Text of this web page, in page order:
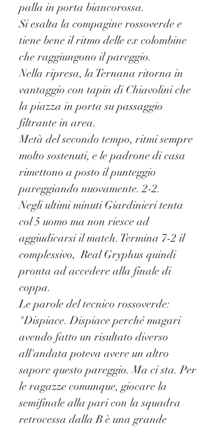
palla in porta biancorossa.
Si esalta la compagine rossoverde e
tiene bene il ritmo delle ex colombine
che raggiungono il pareggio.
Nella ripresa, la Ternana ritorna in
vantaggio con tapin di Chiavolini che
la piazza in porta su passaggio
filtrante in area.
Metà del secondo tempo, ritmi sempre
molto sostenuti, e le padrone di casa
rimettono a posto il punteggio
pareggiando nuovamente. 2-2.
Negli ultimi minuti Giardinieri tenta
col 5 uomo ma non riesce ad
aggiudicarsi il match. Termina 7-2 il
complessivo,  Real Gryphus quindi
pronta ad accedere alla finale di
coppa.
Le parole del tecnico rossoverde:
"Dispiace. Dispiace perché magari
avendo fatto un risultato diverso
all'andata poteva avere un altro
sapore questo pareggio. Ma ci sta. Per
le ragazze comunque, giocare la
semifinale alla pari con la squadra
retrocessa dalla B è una grande